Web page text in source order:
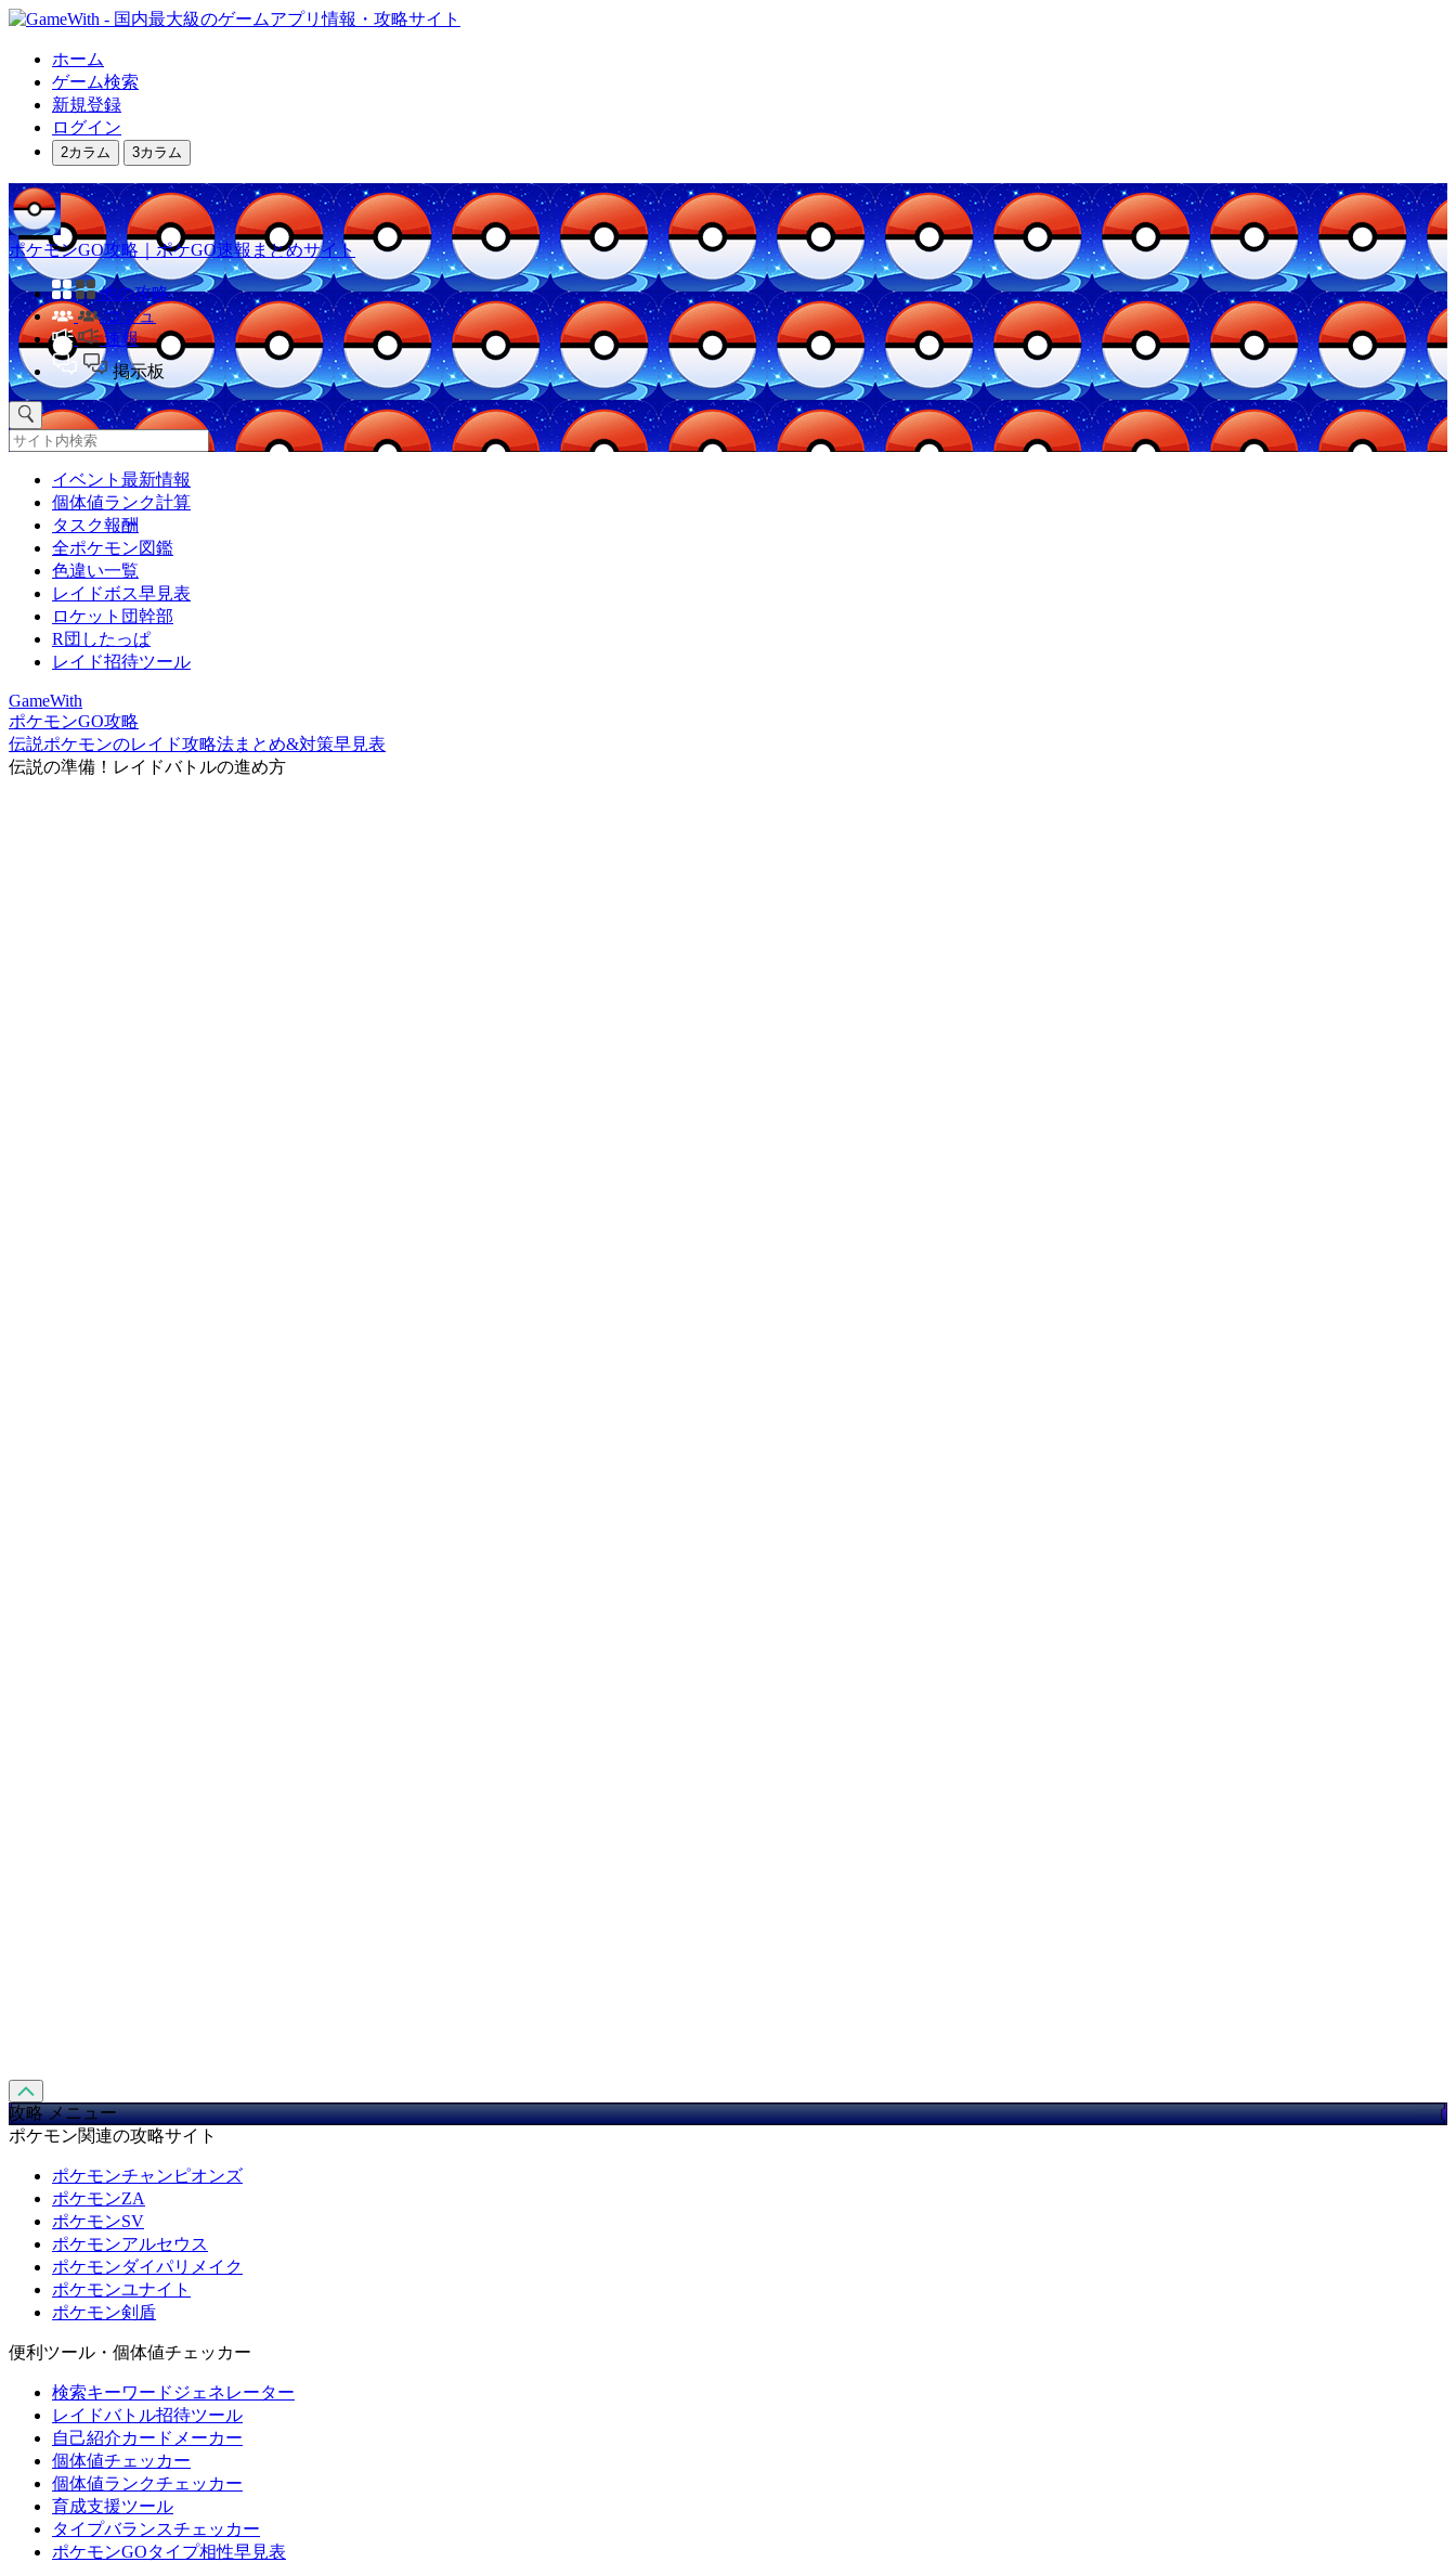
ホーム
ゲーム検索
新規登録
ログイン
2カラム 3カラム
ポケモンGO攻略｜ポケGO速報まとめサイト
他の攻略
コミュ
速報
掲示板
イベント最新情報
個体値ランク計算
タスク報酬
全ポケモン図鑑
色違い一覧
レイドボス早見表
ロケット団幹部
R団したっぱ
レイド招待ツール
GameWith
ポケモンGO攻略
伝説ポケモンのレイド攻略法まとめ&対策早見表
伝説の準備！レイドバトルの進め方
攻略 メニュー
ポケモン関連の攻略サイト
ポケモンチャンピオンズ
ポケモンZA
ポケモンSV
ポケモンアルセウス
ポケモンダイパリメイク
ポケモンユナイト
ポケモン剣盾
便利ツール・個体値チェッカー
検索キーワードジェネレーター
レイドバトル招待ツール
自己紹介カードメーカー
個体値チェッカー
個体値ランクチェッカー
育成支援ツール
タイプバランスチェッカー
ポケモンGOタイプ相性早見表